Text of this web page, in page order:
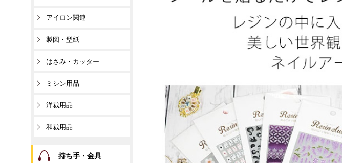
アイロン関連
製図・型紙
はさみ・カッター
ミシン用品
洋裁用品
和裁用品
持ち手・金具